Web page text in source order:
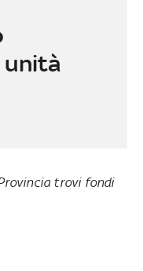
unità
trovi fondi